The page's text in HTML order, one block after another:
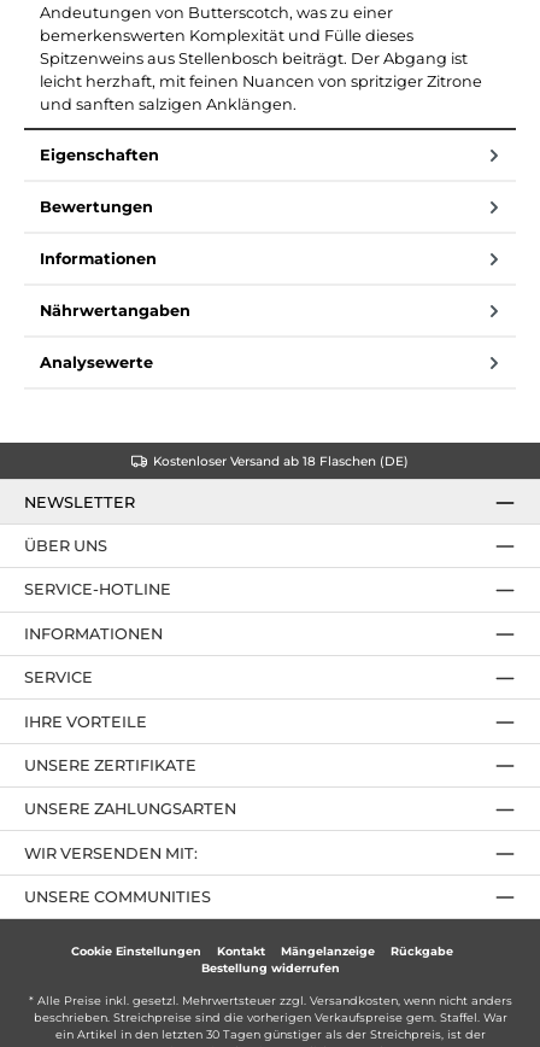
Andeutungen von Butterscotch, was zu einer
bemerkenswerten Komplexität und Fülle dieses
Spitzenweins aus Stellenbosch beiträgt. Der Abgang ist
leicht herzhaft, mit feinen Nuancen von spritziger Zitrone
und sanften salzigen Anklängen.
Eigenschaften
Bewertungen
Informationen
Nährwertangaben
Analysewerte
Kostenloser Versand ab 18 Flaschen (DE)
NEWSLETTER
SERVICE-HOTLINE
IHRE VORTEILE
UNSERE ZAHLUNGSARTEN
ÜBER UNS
UNSERE ZERTIFIKATE
INFORMATIONEN
SERVICE
UNSERE COMMUNITIES
WIR VERSENDEN MIT:
Cookie Einstellungen Kontakt Mängelanzeige
Rückgabe
Bestellung widerrufen
* Alle Preise inkl. gesetzl. Mehrwertsteuer zzgl. Versandkosten, wenn nicht anders
beschrieben. Streichpreise sind die vorherigen Verkaufspreise gem. Staffel. War
ein Artikel in den letzten 30 Tagen günstiger als der Streichpreis, ist der